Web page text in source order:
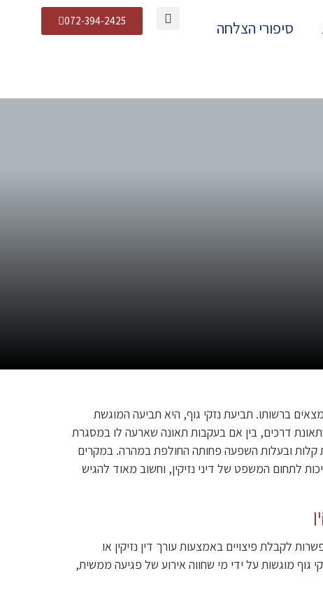
סיפורי הצלחה 072-394-2425
ברשותו. תביעת נזקי גוף, היא תביעה המוגשת
דרכים, בין אם בעקבות תאונה שארעה לו במסגרת
קלות ובעלות השפעה פחותה החולפת במהרה. במקרים
לתחום המשפט של דיני נזיקין, וחשוב מאוד להגיש
לקבלת פיצויים באמצעות עורך דין נזיקין או
גוף מוגשות על ידי מי שחווה אירוע של פגיעה ממשית,